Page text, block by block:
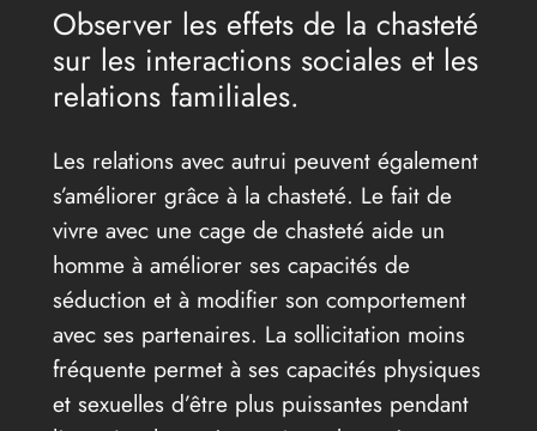
Observer les effets de la chasteté
sur les interactions sociales et les
relations familiales.
Les relations avec autrui peuvent également
s’améliorer grâce à la chasteté. Le fait de
vivre avec une cage de chasteté aide un
homme à améliorer ses capacités de
séduction et à modifier son comportement
avec ses partenaires. La sollicitation moins
fréquente permet à ses capacités physiques
et sexuelles d’être plus puissantes pendant